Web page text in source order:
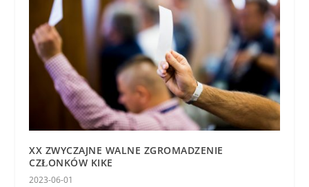
XX ZWYCZAJNE WALNE ZGROMADZENIE
CZŁONKÓW KIKE
2023-06-01